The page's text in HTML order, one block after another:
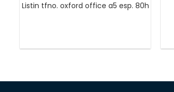
Listin tfno. oxford office a5 esp. 80h